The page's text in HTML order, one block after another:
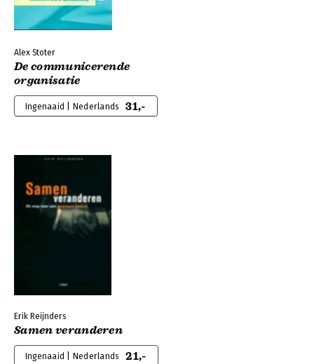
Alex Stoter
De communicerende
organisatie
Ingenaaid | Nederlands 31,-
Erik Reijnders
Samen veranderen
Ingenaaid | Nederlands 21,-